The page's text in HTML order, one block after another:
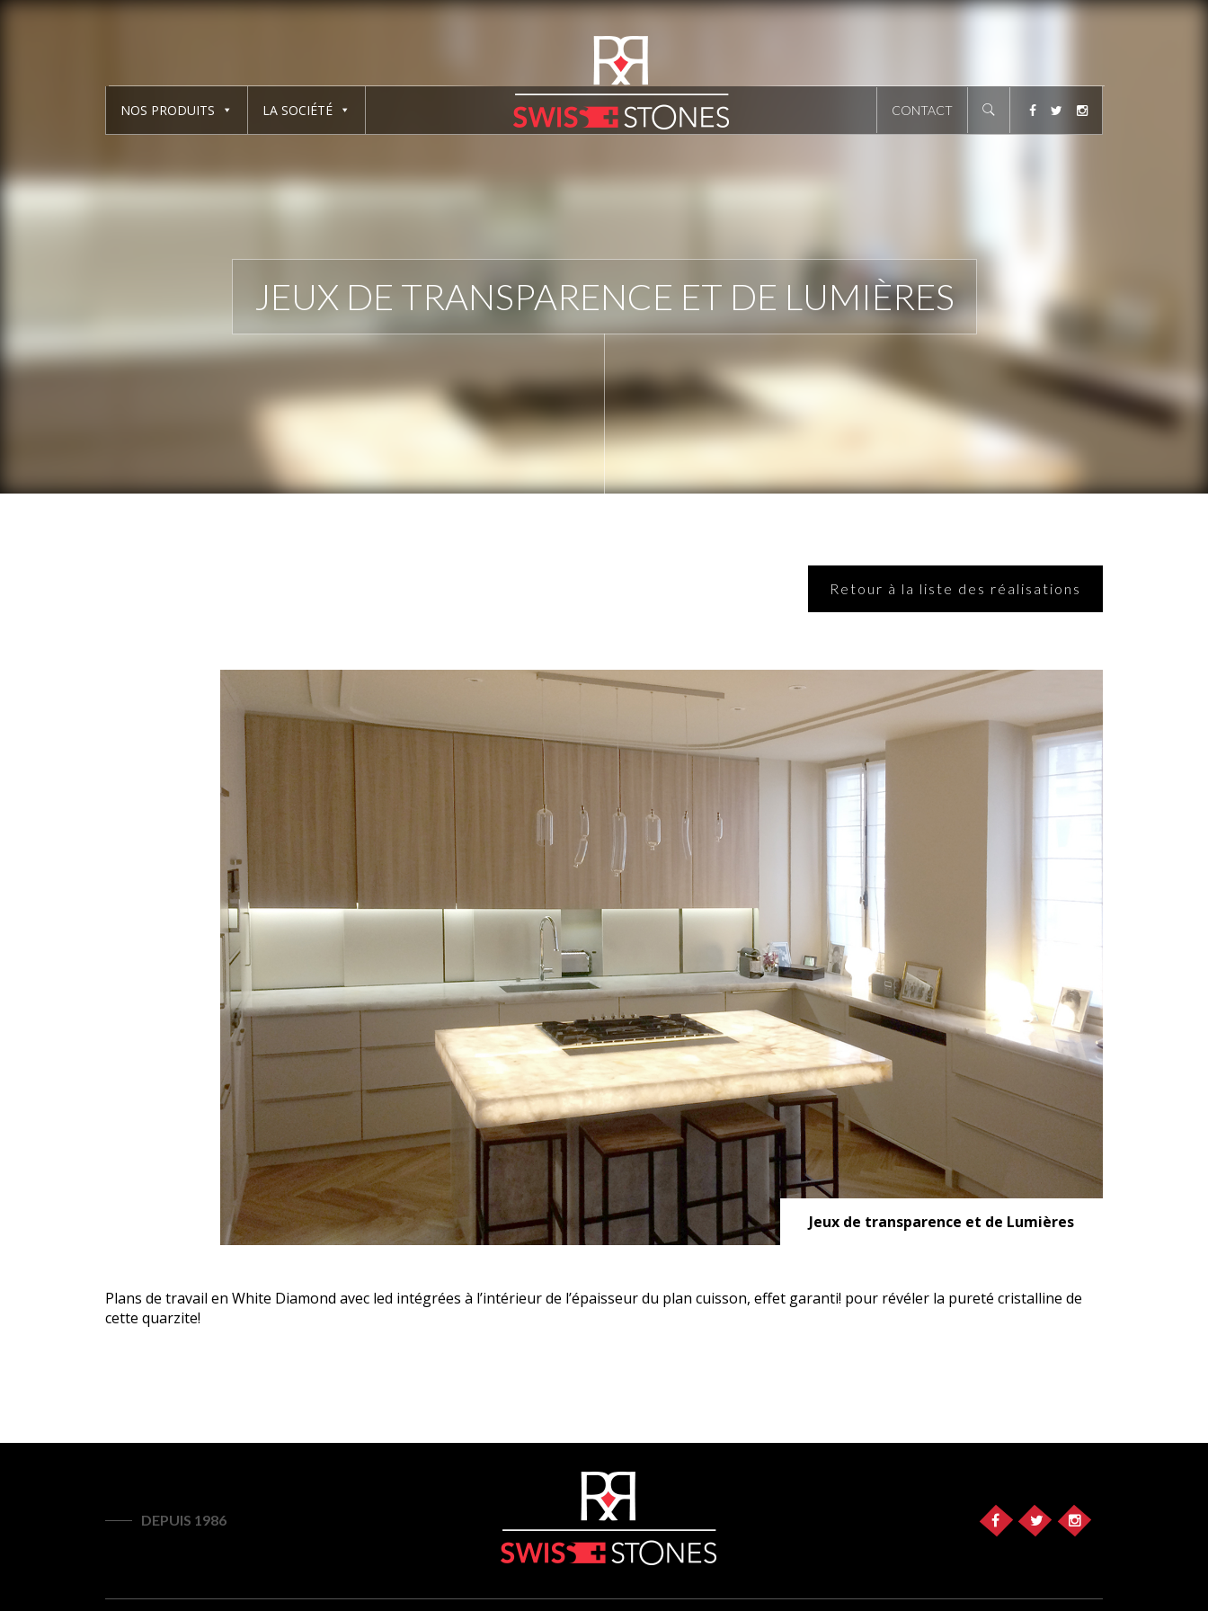
NOS PRODUITS LA SOCIÉTÉ CONTACT
JEUX DE TRANSPARENCE ET DE LUMIÈRES
Retour à la liste des réalisations
Jeux de transparence et de Lumières
Plans de travail en White Diamond avec led intégrées à l’intérieur de l’épaisseur du plan cuisson, effet garanti! pour révéler la pureté cristalline de
cette quarzite!
DEPUIS 1986